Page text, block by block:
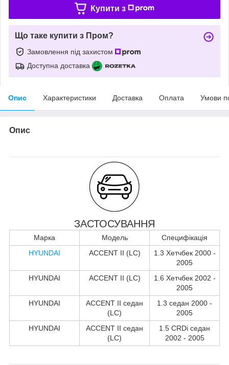
Купити з
Що таке купити з Пром?
Замовлення під захистом
Доступна доставка
Опис Характеристики Доставка Оплата Умови
Опис
ЗАСТОСУВАННЯ
Марка Модель
Специфікація
HYUNDAI
ACCENT II (LC)
1.3 Хетчбек 2000 -
2005
HYUNDAI
ACCENT II (LC)
1.6 Хетчбек 2002 -
2005
HYUNDAI
ACCENT II седан
(LC)
1.3 седан 2000 -
2005
HYUNDAI
ACCENT II седан
(LC)
1.5 CRDi седан
2002 - 2005